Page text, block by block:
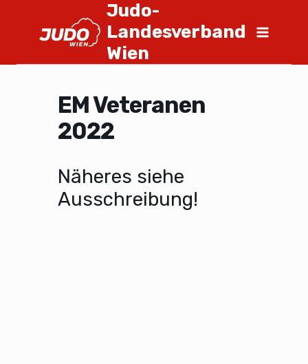
Judo-
Landesverband
Wien
EM Veteranen
2022
Näheres siehe
Ausschreibung!